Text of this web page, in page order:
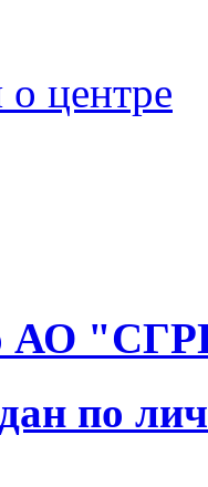
центре
АО
по